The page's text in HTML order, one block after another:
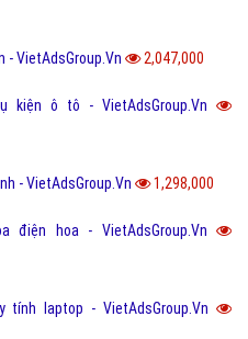
- VietAdsGroup.Vn 2,047,000
kiện ô tô - VietAdsGroup.Vn
- VietAdsGroup.Vn 1,298,000
điện hoa - VietAdsGroup.Vn
tính laptop - VietAdsGroup.Vn